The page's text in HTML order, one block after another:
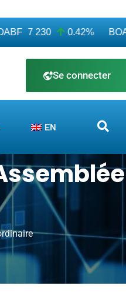
7 230 0.42% BOAC
Se connecter
EN